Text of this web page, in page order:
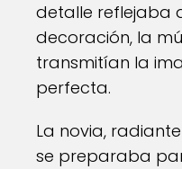
detalle reflejaba
decoración, la
transmitían la
perfecta.
La novia,
se preparaba